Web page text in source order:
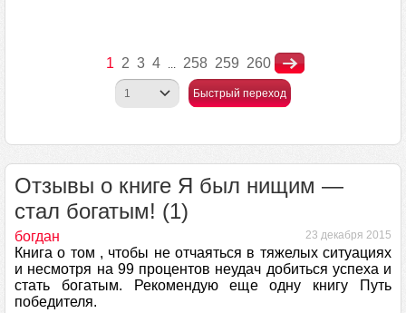
1 2 3 4 ... 258 259 260
Быстрый переход
Отзывы о книге Я был нищим —
стал богатым! (1)
богдан 23 декабря 2015
Книга о том , чтобы не отчаяться в тяжелых ситуациях
и несмотря на 99 процентов неудач добиться успеха и
стать богатым. Рекомендую еще одну книгу Путь
победителя.